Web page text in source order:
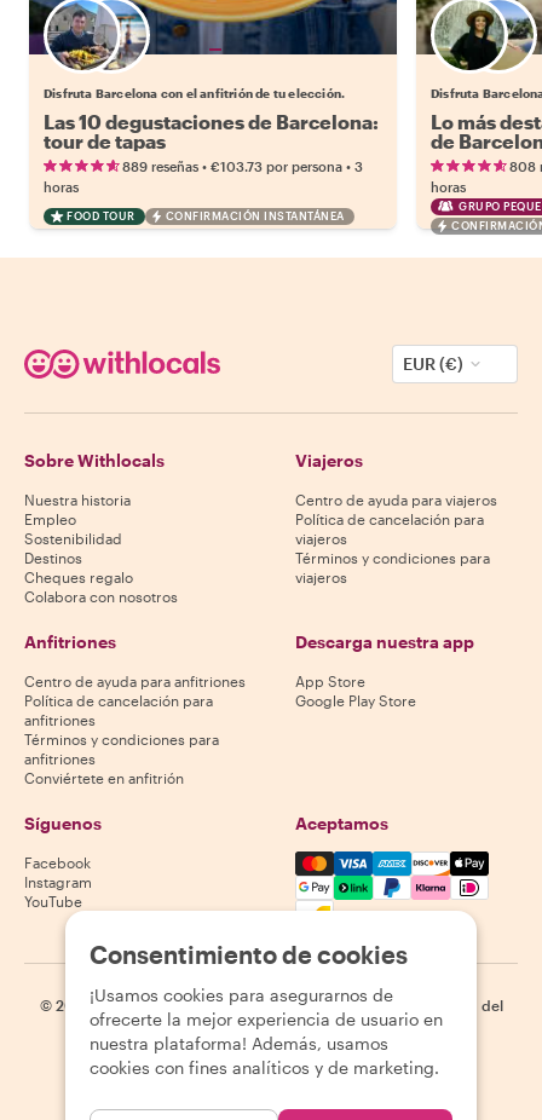
Elige tu local favorito
Disfruta Barcelona con el anfitrión de tu elección.
Las 10 degustaciones de Barcelona:
tour de tapas
889 reseñas • €103.73 por persona • 3
horas
FOOD TOUR CONFIRMACIÓN INSTANTÁNEA
Disfruta
Lo más
de
808
horas
GRUPO
EUR (€)
Sobre Withlocals
Nuestra historia
Empleo
Sostenibilidad
Destinos
Cheques regalo
Colabora con nosotros
Viajeros
Centro de ayuda para viajeros
Política de cancelación para
viajeros
Términos y condiciones para
viajeros
Anfitriones
Centro de ayuda para anfitriones
Política de cancelación para
anfitriones
Términos y condiciones para
anfitriones
Conviértete en anfitrión
Descarga nuestra app
App Store
Google Play Store
Síguenos
Facebook
Instagram
YouTube
Aceptamos
Mastercard, Visa, Amex,
© 2026 Withlocals.com | Política de privacidad | Cookies
Mapa del
sitio
Consentimiento de cookies
¡Usamos cookies para asegurarnos de
ofrecerte la mejor experiencia de usuario en
nuestra plataforma! Además, usamos
cookies con fines analíticos y de marketing.